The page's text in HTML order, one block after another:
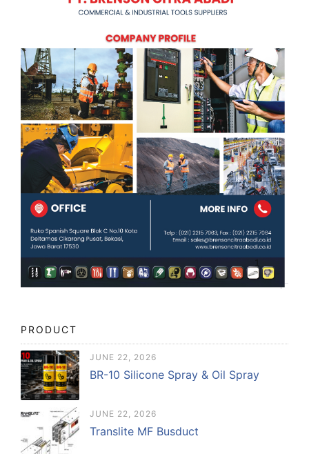
PRODUCT
JUNE 22, 2026
BR-10 Silicone Spray & Oil Spray
JUNE 22, 2026
Translite MF Busduct